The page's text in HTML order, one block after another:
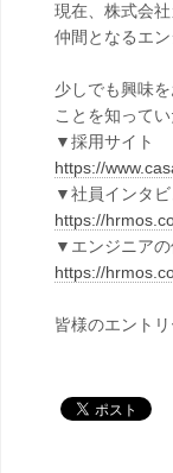
現在、株式会
仲間となるエ
少しでも興味
ことを知って
▼採用サイト
https://
▼社員インタビ
https://
▼エンジニアの
https://
皆様のエント